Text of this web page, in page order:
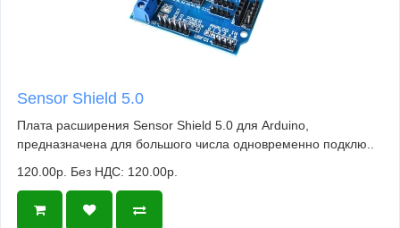
Sensor Shield 5.0
Плата расширения Sensor Shield 5.0 для Arduino,
предназначена для большого числа одновременно подклю..
120.00р. Без НДС: 120.00р.